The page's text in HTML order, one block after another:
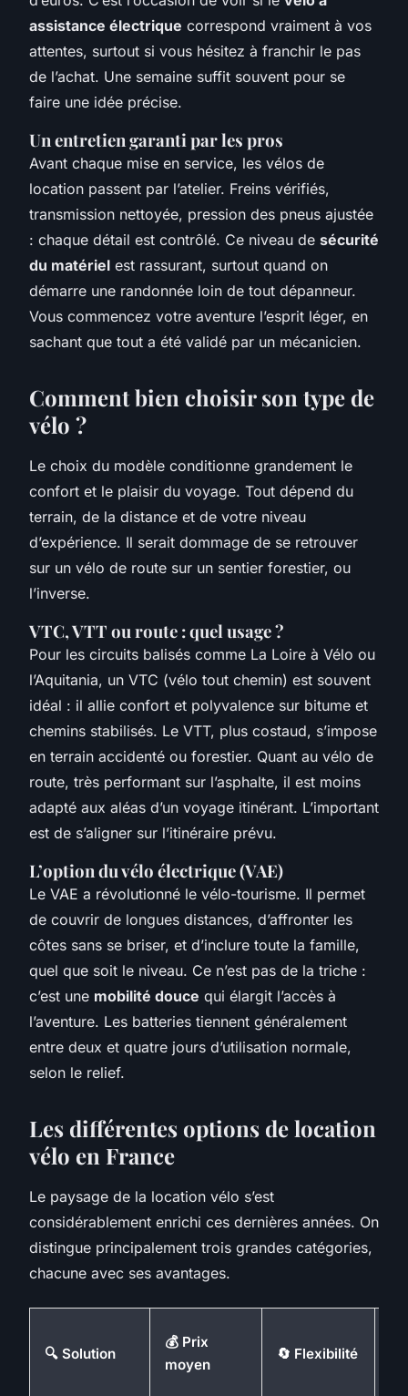
assistance électrique correspond vraiment à vos
attentes, surtout si vous hésitez à franchir le pas
de l’achat. Une semaine suffit souvent pour se
faire une idée précise.
Un entretien garanti par les pros
Avant chaque mise en service, les vélos de
location passent par l’atelier. Freins vérifiés,
transmission nettoyée, pression des pneus ajustée
: chaque détail est contrôlé. Ce niveau de sécurité
du matériel est rassurant, surtout quand on
démarre une randonnée loin de tout dépanneur.
Vous commencez votre aventure l’esprit léger, en
sachant que tout a été validé par un mécanicien.
Comment bien choisir son type de
vélo ?
Le choix du modèle conditionne grandement le
confort et le plaisir du voyage. Tout dépend du
terrain, de la distance et de votre niveau
d’expérience. Il serait dommage de se retrouver
sur un vélo de route sur un sentier forestier, ou
l’inverse.
VTC, VTT ou route : quel usage ?
Pour les circuits balisés comme La Loire à Vélo ou
l’Aquitania, un VTC (vélo tout chemin) est souvent
idéal : il allie confort et polyvalence sur bitume et
chemins stabilisés. Le VTT, plus costaud, s’impose
en terrain accidenté ou forestier. Quant au vélo de
route, très performant sur l’asphalte, il est moins
adapté aux aléas d’un voyage itinérant. L’important
est de s’aligner sur l’itinéraire prévu.
L’option du vélo électrique (VAE)
Le VAE a révolutionné le vélo-tourisme. Il permet
de couvrir de longues distances, d’affronter les
côtes sans se briser, et d’inclure toute la famille,
quel que soit le niveau. Ce n’est pas de la triche :
c’est une mobilité douce qui élargit l’accès à
l’aventure. Les batteries tiennent généralement
entre deux et quatre jours d’utilisation normale,
selon le relief.
Les différentes options de location
vélo en France
Le paysage de la location vélo s’est
considérablement enrichi ces dernières années. On
distingue principalement trois grandes catégories,
chacune avec ses avantages.
🔍 Solution
💰 Prix
moyen
🔄 Flexibilité